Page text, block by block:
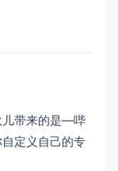
儿带来的是—哔
定义自己的专